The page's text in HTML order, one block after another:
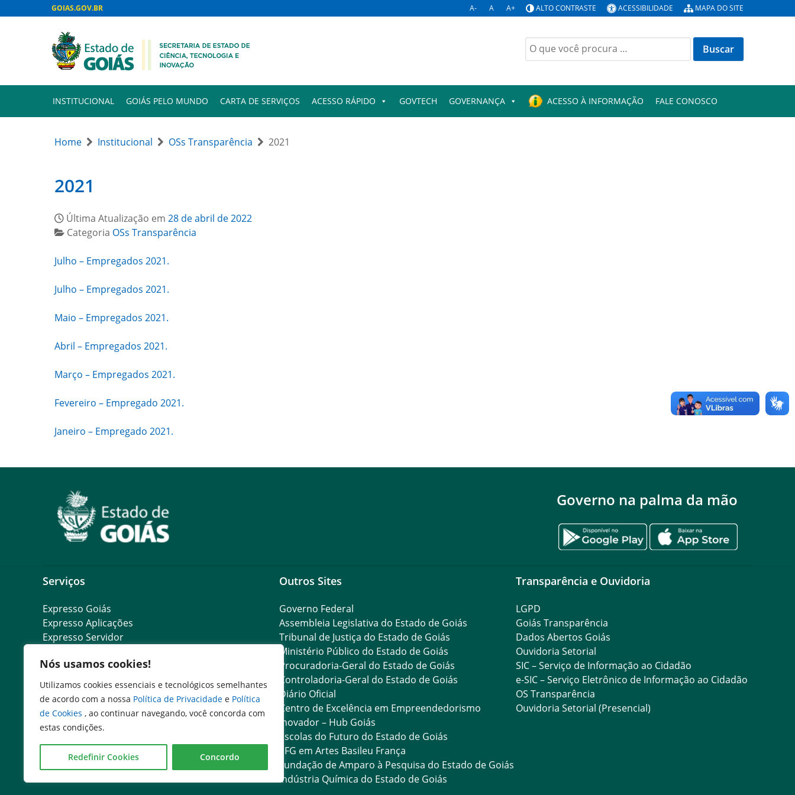
Nós usamos cookies!
Utilizamos cookies essenciais e tecnológicos semelhantes
de acordo com a nossa Política de Privacidade e Política
de Cookies , ao continuar navegando, você concorda com
estas condições.
Redefinir Cookies Concordo
GOIAS.GOV.BR A- A A+ ALTO CONTRASTE ACESSIBILIDADE MAPA DO SITE
Buscar
por:
INSTITUCIONAL GOIÁS PELO MUNDO CARTA DE SERVIÇOS ACESSO RÁPIDO GOVTECH GOVERNANÇA ACESSO À INFORMAÇÃO FALE CONOSCO
Home Institucional OSs Transparência 2021
2021
Última Atualização em 28 de abril de 2022
Categoria OSs Transparência
Julho – Empregados 2021.
Julho – Empregados 2021.
Maio – Empregados 2021.
Abril – Empregados 2021.
Março – Empregados 2021.
Fevereiro – Empregado 2021.
Janeiro – Empregado 2021.
Governo na palma da mão
Serviços
Expresso Goiás
Expresso Aplicações
Expresso Servidor
Cadastro de Autoridades
Escola de Governo
Agenda de Autoridades
Portal do Colaborador
Outros Sites
Governo Federal
Assembleia Legislativa do Estado de Goiás
Tribunal de Justiça do Estado de Goiás
Ministério Público do Estado de Goiás
Procuradoria-Geral do Estado de Goiás
Controladoria-Geral do Estado de Goiás
Diário Oficial
Centro de Excelência em Empreendedorismo
Inovador – Hub Goiás
Escolas do Futuro do Estado de Goiás
EFG em Artes Basileu França
Fundação de Amparo à Pesquisa do Estado de Goiás
Indústria Química do Estado de Goiás
Transparência e Ouvidoria
LGPD
Goiás Transparência
Dados Abertos Goiás
Ouvidoria Setorial
SIC – Serviço de Informação ao Cidadão
e-SIC – Serviço Eletrônico de Informação ao Cidadão
OS Transparência
Ouvidoria Setorial (Presencial)